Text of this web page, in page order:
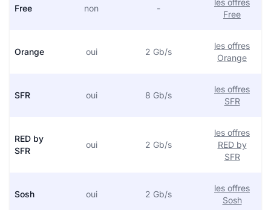
Free non -
les offres
Free
Orange oui 2 Gb/s
les offres
Orange
SFR oui 8 Gb/s
les offres
SFR
RED by
SFR
oui 2 Gb/s
les offres
RED by
SFR
Sosh oui 2 Gb/s
les offres
Sosh